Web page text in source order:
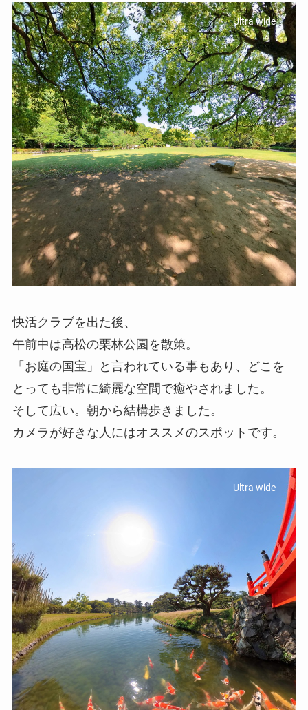
快活クラブを出た後、
午前中は高松の栗林公園を散策。
「お庭の国宝」と言われている事もあり、どこを
とっても非常に綺麗な空間で癒やされました。
そして広い。朝から結構歩きました。
カメラが好きな人にはオススメのスポットです。